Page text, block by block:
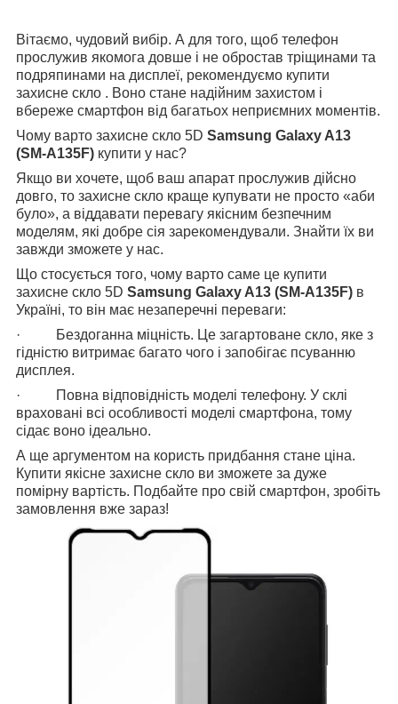
Вітаємо, чудовий вибір. А для того, щоб телефон
прослужив якомога довше і не обростав тріщинами та
подряпинами на дисплеї, рекомендуємо купити
захисне скло . Воно стане надійним захистом і
вбереже смартфон від багатьох неприємних моментів.
Чому варто захисне скло 5D Samsung Galaxy A13
(SM-A135F) купити у нас?
Якщо ви хочете, щоб ваш апарат прослужив дійсно
довго, то захисне скло краще купувати не просто «аби
було», а віддавати перевагу якісним безпечним
моделям, які добре сія зарекомендували. Знайти їх ви
завжди зможете у нас.
Що стосується того, чому варто саме це купити
захисне скло 5D Samsung Galaxy A13 (SM-A135F) в
Україні, то він має незаперечні переваги:
· Бездоганна міцність. Це загартоване скло, яке з
гідністю витримає багато чого і запобігає псуванню
дисплея.
· Повна відповідність моделі телефону. У склі
враховані всі особливості моделі смартфона, тому
сідає воно ідеально.
А ще аргументом на користь придбання стане ціна.
Купити якісне захисне скло ви зможете за дуже
помірну вартість. Подбайте про свій смартфон, зробіть
замовлення вже зараз!